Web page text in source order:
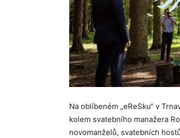
Na oblíbeném „eReSku“ v
kolem svatebního manažera
novomanželů, svatebních